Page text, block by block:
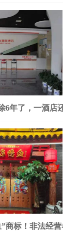
6年了，一酒店
商标！非法经